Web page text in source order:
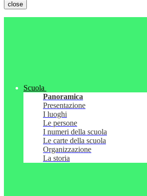
close
Scuola
Panoramica
Presentazione
I luoghi
Le persone
I numeri della scuola
Le carte della scuola
Organizzazione
La storia